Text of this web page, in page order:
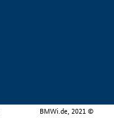
BMWi.de, 2021 ©